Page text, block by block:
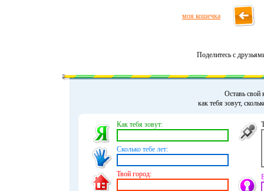
моя кошечка
Поделитесь с
Оставь свой
как тебя зовут,
Как тебя зовут:
Сколько тебе лет:
Твой город: